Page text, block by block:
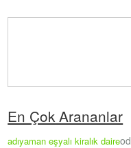
En Çok Arananlar
adıyaman eşyalı kiralık daire